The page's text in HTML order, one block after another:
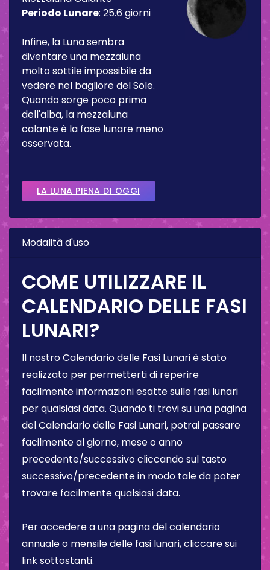
Periodo Lunare: 25.6 giorni
Infine, la Luna sembra
diventare una mezzaluna
molto sottile impossibile da
vedere nel bagliore del Sole.
Quando sorge poco prima
dell'alba, la mezzaluna
calante è la fase lunare meno
osservata.
LA LUNA PIENA DI OGGI
Modalità d'uso
COME UTILIZZARE IL
CALENDARIO DELLE FASI
LUNARI?
Il nostro Calendario delle Fasi Lunari è stato
realizzato per permetterti di reperire
facilmente informazioni esatte sulle fasi lunari
per qualsiasi data. Quando ti trovi su una pagina
del Calendario delle Fasi Lunari, potrai passare
facilmente al giorno, mese o anno
precedente/successivo cliccando sul tasto
successivo/precedente in modo tale da poter
trovare facilmente qualsiasi data.
Per accedere a una pagina del calendario
annuale o mensile delle fasi lunari, cliccare sui
link sottostanti.